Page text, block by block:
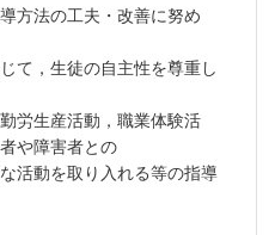
法の工夫・改善に努め
，生徒の自主性を尊重し
生産活動，職業体験活
や障害者との
を取り入れる等の指導